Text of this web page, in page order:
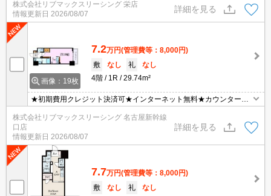
清掃費用 退去時 38,500円、エアコンクリーニング代 退去時 17,600
円 ※1台当たり
株式会社リブマックスリーシング 栄店
情報更新日 2026/08/07
詳細を見る
画像：19枚
7.2万円(管理費等：8,000円)
敷
なし 礼
なし
4階
1R 29.74m²
★初期費用クレジット決済可★インターネット無料★カウンターキ
ッチンタイプの１R♪ その他：カギ交換費用 退去時 36,300円、室内
清掃費用 退去時 38,500円、エアコンクリーニング代 退去時 17,600
株式会社リブマックスリーシング 名古屋新幹線
口店
情報更新日 2026/08/07
詳細を見る
7.7万円(管理費等：8,000円)
敷
なし 礼
なし